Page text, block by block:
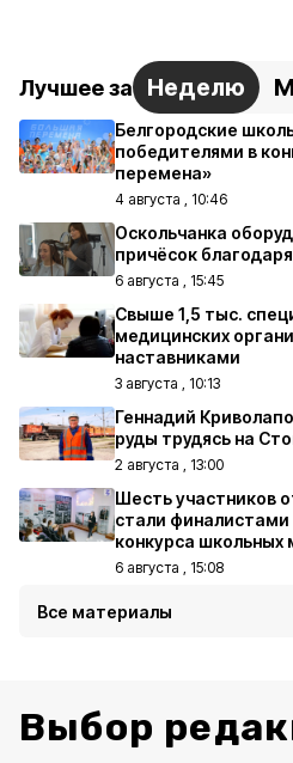
Лучшее за Неделю
Белгородские
победителями в
перемена»
4 августа , 10:46
Оскольчанка
причёсок
6 августа , 15:45
Свыше 1,5 тыс.
медицинских
наставниками
3 августа , 10:13
Геннадий
руды трудясь на
2 августа , 13:00
Шесть участников
стали финалистами
конкурса школьных
6 августа , 15:08
Все материалы
Выбор